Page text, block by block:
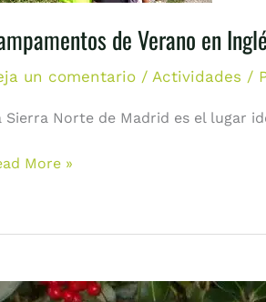
de Verano en
un comentario / Actividades /
Sierra Norte de Madrid es el lugar
More »